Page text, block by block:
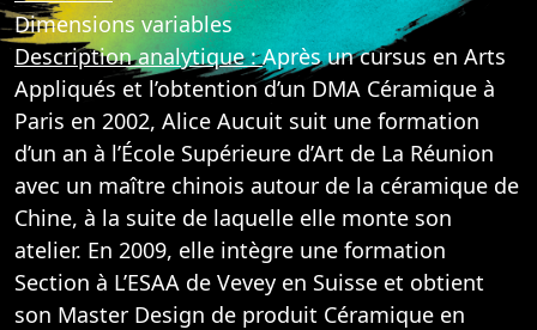
Dimensions variables
Description analytique :Après un cursus en Arts
Appliqués et l’obtention d’un DMA Céramique à
Paris en 2002, Alice Aucuit suit une formation
d’un an à l’École Supérieure d’Art de La Réunion
avec un maître chinois autour de la céramique de
Chine, à la suite de laquelle elle monte son
atelier. En 2009, elle intègre une formation
Section à L’ESAA de Vevey en Suisse et obtient
son Master Design de produit Céramique en